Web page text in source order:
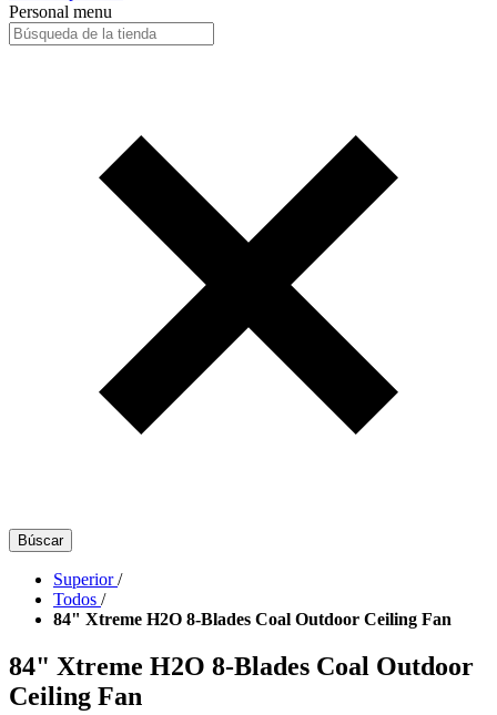
Personal menu
Búscar
Superior /
Todos /
84" Xtreme H2O 8-Blades Coal Outdoor Ceiling Fan
84" Xtreme H2O 8-Blades Coal Outdoor
Ceiling Fan